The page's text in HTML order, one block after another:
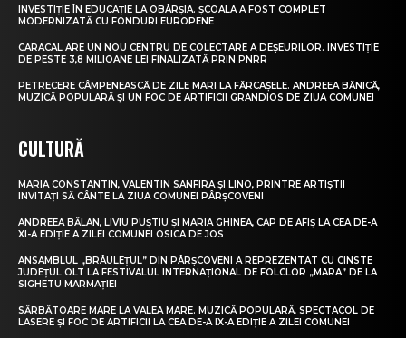
INVESTIȚIE ÎN EDUCAȚIE LA OBÂRȘIA. ȘCOALA A FOST COMPLET
MODERNIZATĂ CU FONDURI EUROPENE
CARACAL ARE UN NOU CENTRU DE COLECTARE A DEȘEURILOR. INVESTIȚIE
DE PESTE 3,8 MILIOANE LEI FINALIZATĂ PRIN PNRR
PETRECERE CÂMPENEASCĂ DE ZILE MARI LA FĂRCAȘELE. ANDREEA BĂNICĂ,
MUZICĂ POPULARĂ ȘI UN FOC DE ARTIFICII GRANDIOS DE ZIUA COMUNEI
CULTURĂ
MARIA CONSTANTIN, VALENTIN SANFIRA ȘI LINO, PRINTRE ARTIȘTII
INVITAȚI SĂ CÂNTE LA ZIUA COMUNEI PÂRȘCOVENI
ANDREEA BĂLAN, LIVIU PUȘTIU ȘI MARIA GHINEA, CAP DE AFIȘ LA CEA DE-A
XI-A EDIȚIE A ZILEI COMUNEI OSICA DE JOS
ANSAMBLUL „BRÂULEȚUL” DIN PÂRȘCOVENI A REPREZENTAT CU CINSTE
JUDEȚUL OLT LA FESTIVALUL INTERNAȚIONAL DE FOLCLOR „MARA” DE LA
SIGHETU MARMAȚIEI
SĂRBĂTOARE MARE LA VALEA MARE. MUZICĂ POPULARĂ, SPECTACOL DE
LASERE ȘI FOC DE ARTIFICII LA CEA DE-A IX-A EDIȚIE A ZILEI COMUNEI